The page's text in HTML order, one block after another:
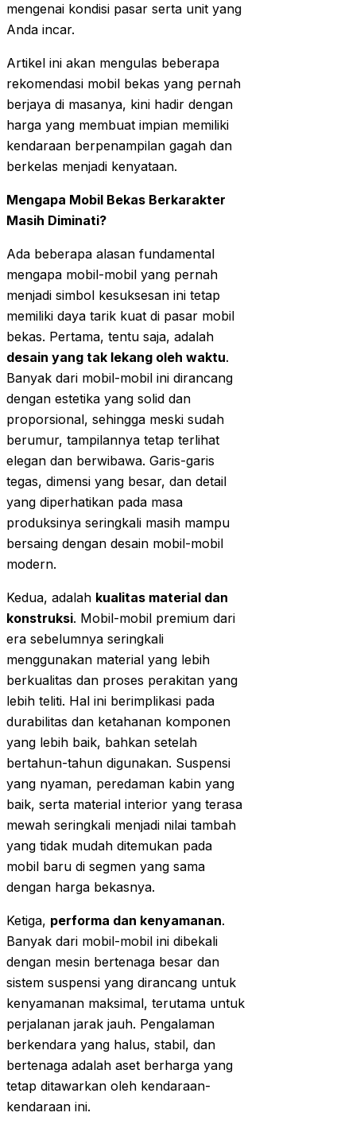
mengenai kondisi pasar serta unit yang
Anda incar.
Artikel ini akan mengulas beberapa
rekomendasi mobil bekas yang pernah
berjaya di masanya, kini hadir dengan
harga yang membuat impian memiliki
kendaraan berpenampilan gagah dan
berkelas menjadi kenyataan.
Mengapa Mobil Bekas Berkarakter
Masih Diminati?
Ada beberapa alasan fundamental
mengapa mobil-mobil yang pernah
menjadi simbol kesuksesan ini tetap
memiliki daya tarik kuat di pasar mobil
bekas. Pertama, tentu saja, adalah
desain yang tak lekang oleh waktu.
Banyak dari mobil-mobil ini dirancang
dengan estetika yang solid dan
proporsional, sehingga meski sudah
berumur, tampilannya tetap terlihat
elegan dan berwibawa. Garis-garis
tegas, dimensi yang besar, dan detail
yang diperhatikan pada masa
produksinya seringkali masih mampu
bersaing dengan desain mobil-mobil
modern.
Kedua, adalah kualitas material dan
konstruksi. Mobil-mobil premium dari
era sebelumnya seringkali
menggunakan material yang lebih
berkualitas dan proses perakitan yang
lebih teliti. Hal ini berimplikasi pada
durabilitas dan ketahanan komponen
yang lebih baik, bahkan setelah
bertahun-tahun digunakan. Suspensi
yang nyaman, peredaman kabin yang
baik, serta material interior yang terasa
mewah seringkali menjadi nilai tambah
yang tidak mudah ditemukan pada
mobil baru di segmen yang sama
dengan harga bekasnya.
Ketiga, performa dan kenyamanan.
Banyak dari mobil-mobil ini dibekali
dengan mesin bertenaga besar dan
sistem suspensi yang dirancang untuk
kenyamanan maksimal, terutama untuk
perjalanan jarak jauh. Pengalaman
berkendara yang halus, stabil, dan
bertenaga adalah aset berharga yang
tetap ditawarkan oleh kendaraan-
kendaraan ini.